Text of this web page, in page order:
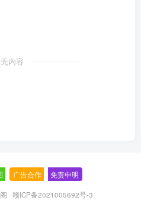
内容
广告合作 免责申明
· 赣ICP备2021005692号-3